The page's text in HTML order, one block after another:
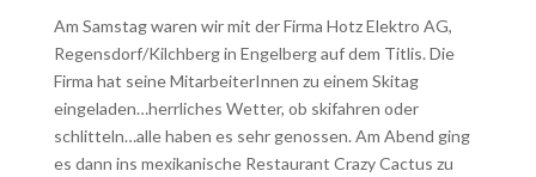
Am Samstag waren wir mit der Firma Hotz Elektro AG,
Regensdorf/Kilchberg in Engelberg auf dem Titlis. Die
Firma hat seine MitarbeiterInnen zu einem Skitag
eingeladen…herrliches Wetter, ob skifahren oder
schlitteln…alle haben es sehr genossen. Am Abend ging
es dann ins mexikanische Restaurant Crazy Cactus zu